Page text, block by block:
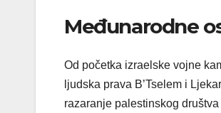
Međunarodne
Od početka izraelske vojne
ljudska prava B’Tselem i
razaranje palestinskog